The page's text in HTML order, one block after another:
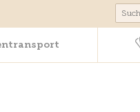
Rettung &